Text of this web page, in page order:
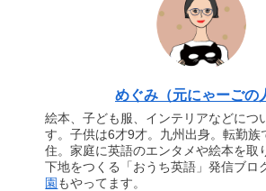
めぐみ（元にゃーごの
絵本、子ども服、インテリアなどにつ
す。子供は6才9才。九州出身。転勤族
住。家庭に英語のエンタメや絵本を取
下地をつくる「おうち英語」発信ブロ
園 もやってます。